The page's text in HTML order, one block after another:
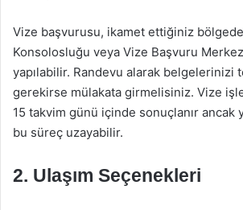
Vize başvurusu, ikamet ettiğiniz
Konsolosluğu veya Vize Başvuru
yapılabilir. Randevu alarak belgelerinizi
gerekirse mülakata girmelisiniz. Vize
15 takvim günü içinde sonuçlanır ancak
bu süreç uzayabilir.
2. Ulaşım Seçenekleri